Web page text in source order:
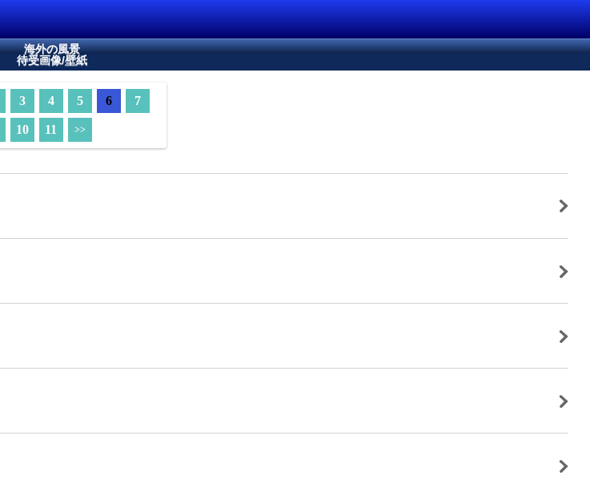
海外の風景
待受画像/壁紙
3 4 5 6 7
10 11 >>